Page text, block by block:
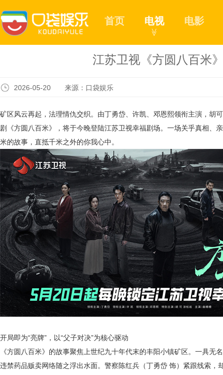
首页 电视
≫
电影
江苏卫视《方圆八百米
2026-05-20 来源：口袋娱乐
矿区风云再起，法理情仇交织。由丁勇岱、许凯、邓恩熙领衔主演，胡
剧《方圆八百米》，将于今晚登陆江苏卫视幸福剧场。一场关乎真相、
米的故事，直抵千米之外的你我心中。
开局即为“亮牌”，以“父子对决”为核心驱动
《方圆八百米》的故事聚焦上世纪九十年代末的丰阳小镇矿区。一具无
违禁药品贩卖网络随之浮出水面。警察陈红兵（丁勇岱 饰）紧跟线索，